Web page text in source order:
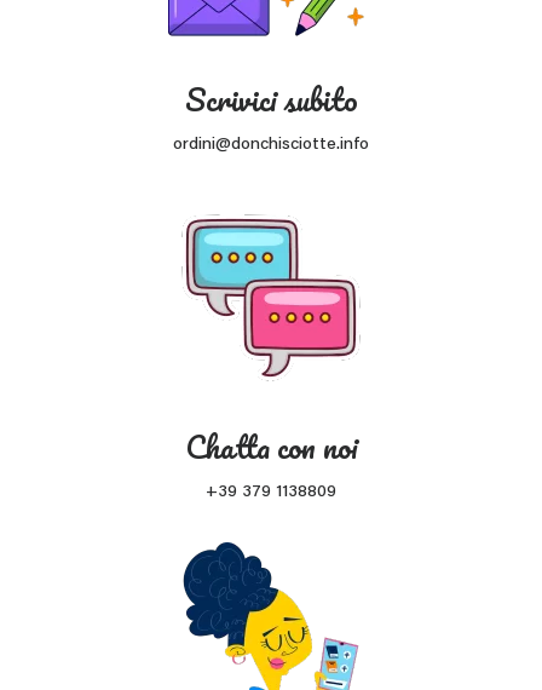
Scrivici subito
ordini@donchisciotte.info
Chatta con noi
+39 379 1138809